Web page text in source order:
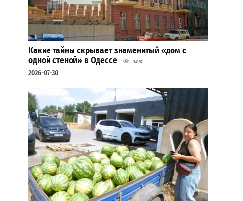
Какие тайны скрывает знаменитый «дом с
одной стеной» в Одессе
34197
2026-07-30